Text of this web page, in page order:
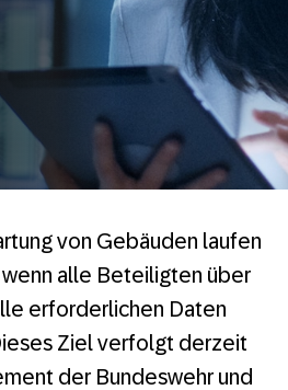
von Gebäuden laufen
alle Beteiligten über
erforderlichen Daten
Ziel verfolgt derzeit
der Bundeswehr und